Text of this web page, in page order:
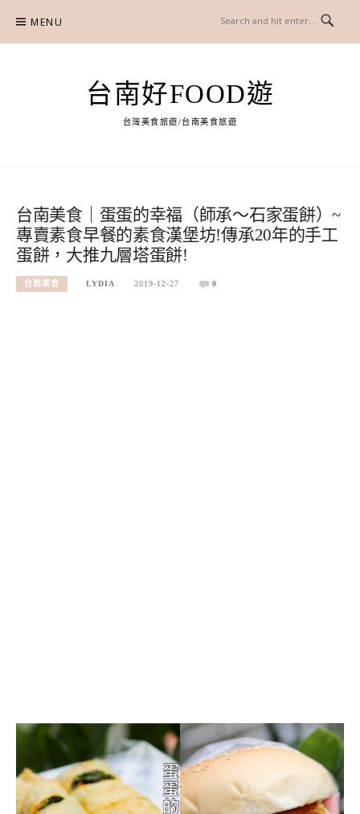
content
MENU
台南好FOOD遊
台灣美食旅遊/台南美食旅遊
台南美食｜蛋蛋的幸福（師承～石家蛋餅）~
專賣素食早餐的素食漢堡坊!傳承20年的手工
蛋餅，大推九層塔蛋餅!
台南美食 LYDIA 2019-12-27 0